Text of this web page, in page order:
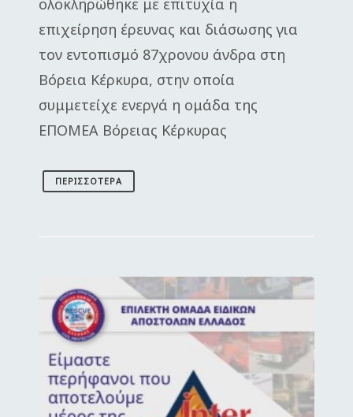
ολοκληρώθηκε με επιτυχία η
επιχείρηση έρευνας και διάσωσης για
τον εντοπισμό 87χρονου άνδρα στη
Βόρεια Κέρκυρα, στην οποία
συμμετείχε ενεργά η ομάδα της
ΕΠΟΜΕΑ Βόρειας Κέρκυρας
ΠΕΡΙΣΣΌΤΕΡΑ